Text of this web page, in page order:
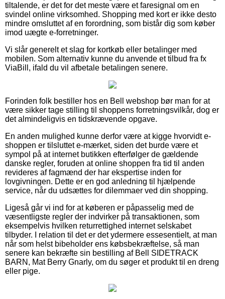
tiltalende, er det for det meste være et faresignal om en
svindel online virksomhed. Shopping med kort er ikke desto
mindre omsluttet af en forordning, som bistår dig som køber
imod uægte e-forretninger.
Vi slår generelt et slag for kortkøb eller betalinger med
mobilen. Som alternativ kunne du anvende et tilbud fra fx
ViaBill, ifald du vil afbetale betalingen senere.
Forinden folk bestiller hos en Bell webshop bør man for at
være sikker tage stilling til shoppens forretningsvilkår, dog er
det almindeligvis en tidskrævende opgave.
En anden mulighed kunne derfor være at kigge hvorvidt e-
shoppen er tilsluttet e-mærket, siden det burde være et
sympol på at internet butikken efterfølger de gældende
danske regler, foruden at online shoppen fra tid til anden
revideres af fagmænd der har ekspertise inden for
lovgivningen. Dette er en god anledning til hjælpende
service, når du udsættes for dilemmaer ved din shopping.
Ligeså går vi ind for at køberen er påpasselig med de
væsentligste regler der indvirker på transaktionen, som
eksempelvis hvilken returrettighed internet selskabet
tilbyder. I relation til det er det ydermere essesentielt, at man
når som helst bibeholder ens købsbekræftelse, så man
senere kan bekræfte sin bestilling af Bell SIDETRACK
BARN, Mat Berry Gnarly, om du søger et produkt til en dreng
eller pige.